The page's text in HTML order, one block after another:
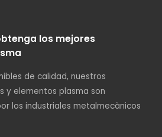
los mejores
de calidad, nuestros
y elementos plasma son
los industriales metalmecànicos